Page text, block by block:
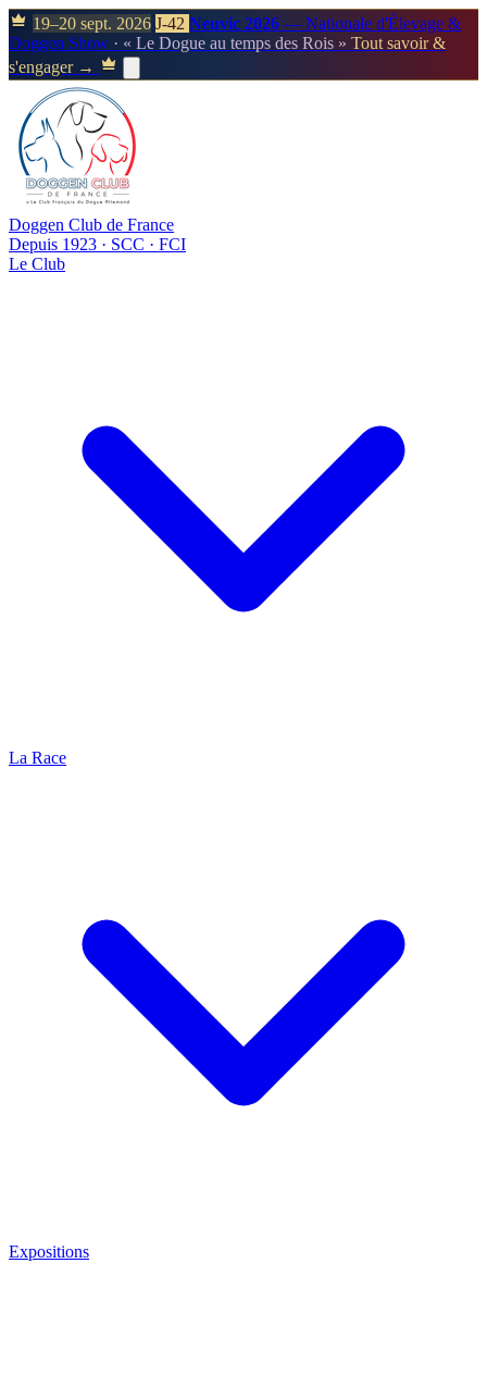
19–20 sept. 2026 J-42 Neuvic 2026 — Nationale d'Élevage &
Doggen Show · « Le Dogue au temps des Rois » Tout savoir &
s'engager →
Doggen Club de France
Depuis 1923 · SCC · FCI
Le Club
La Race
Expositions